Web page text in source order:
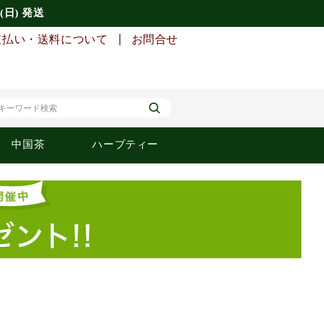
日) 発送
払い・送料について お問合せ
中国茶 ハーブティー